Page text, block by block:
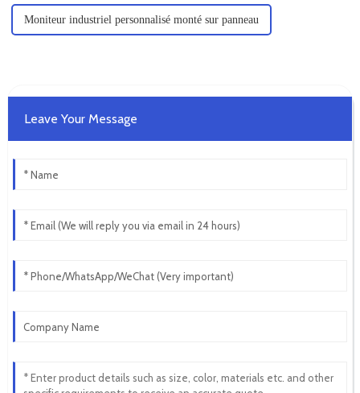
Moniteur industriel personnalisé monté sur panneau
Leave Your Message